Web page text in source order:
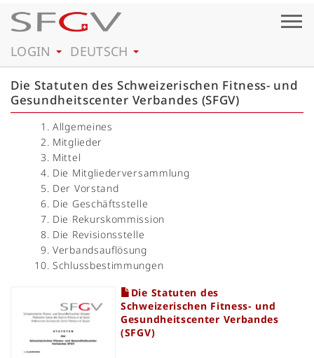
LOGIN DEUTSCH
Die Statuten des Schweizerischen Fitness- und
Gesundheitscenter Verbandes (SFGV)
Allgemeines
Mitglieder
Mittel
Die Mitgliederversammlung
Der Vorstand
Die Geschäftsstelle
Die Rekurskommission
Die Revisionsstelle
Verbandsauflösung
Schlussbestimmungen
Die Statuten des
Schweizerischen Fitness- und
Gesundheitscenter Verbandes
(SFGV)